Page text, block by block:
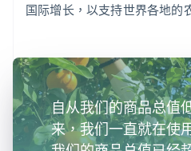
国际增长，以支持世界各地的
自从我们的商品总值
来，我们一直就在使